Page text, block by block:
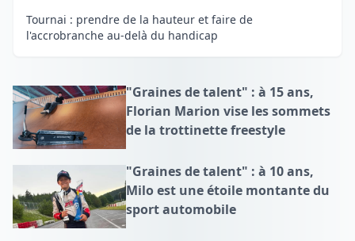
Tournai : prendre de la hauteur et faire de
l'accrobranche au-delà du handicap
"Graines de talent" : à 15 ans,
Florian Marion vise les sommets
de la trottinette freestyle
"Graines de talent" : à 10 ans,
Milo est une étoile montante du
sport automobile